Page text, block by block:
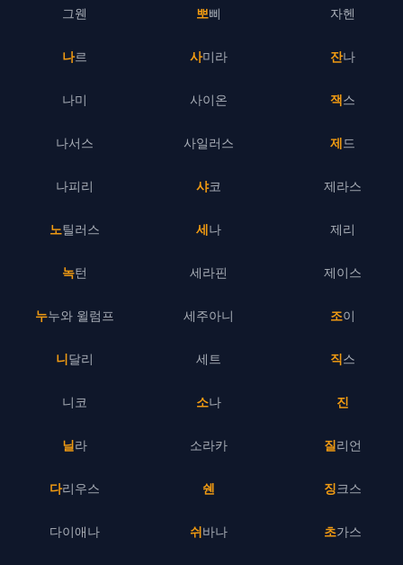
그웬
나르
나미
나서스
나피리
노틸러스
녹턴
누누와 윌럼프
니달리
니코
닐라
다리우스
다이애나
뽀삐
사미라
사이온
사일러스
샤코
세나
세라핀
세주아니
세트
소나
소라카
쉔
쉬바나
자헨
잔나
잭스
제드
제라스
제리
제이스
조이
직스
진
질리언
징크스
초가스